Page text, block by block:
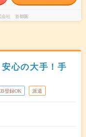
会社 首都圏
心の大手！手
登録OK 派遣